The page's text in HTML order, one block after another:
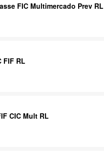
FIC Multimercado Prev RL
FIF RL
CIC Mult RL